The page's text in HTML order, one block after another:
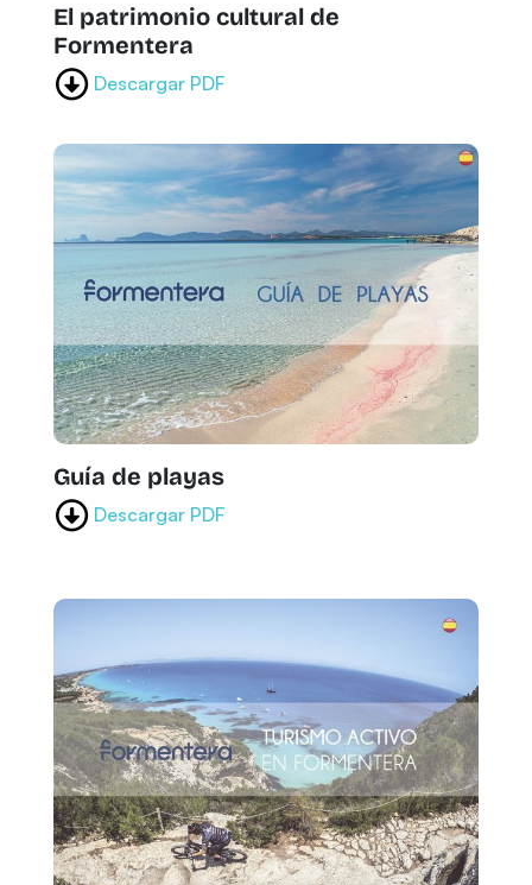
El patrimonio cultural de
Formentera
Descargar PDF
Guía de playas
Descargar PDF